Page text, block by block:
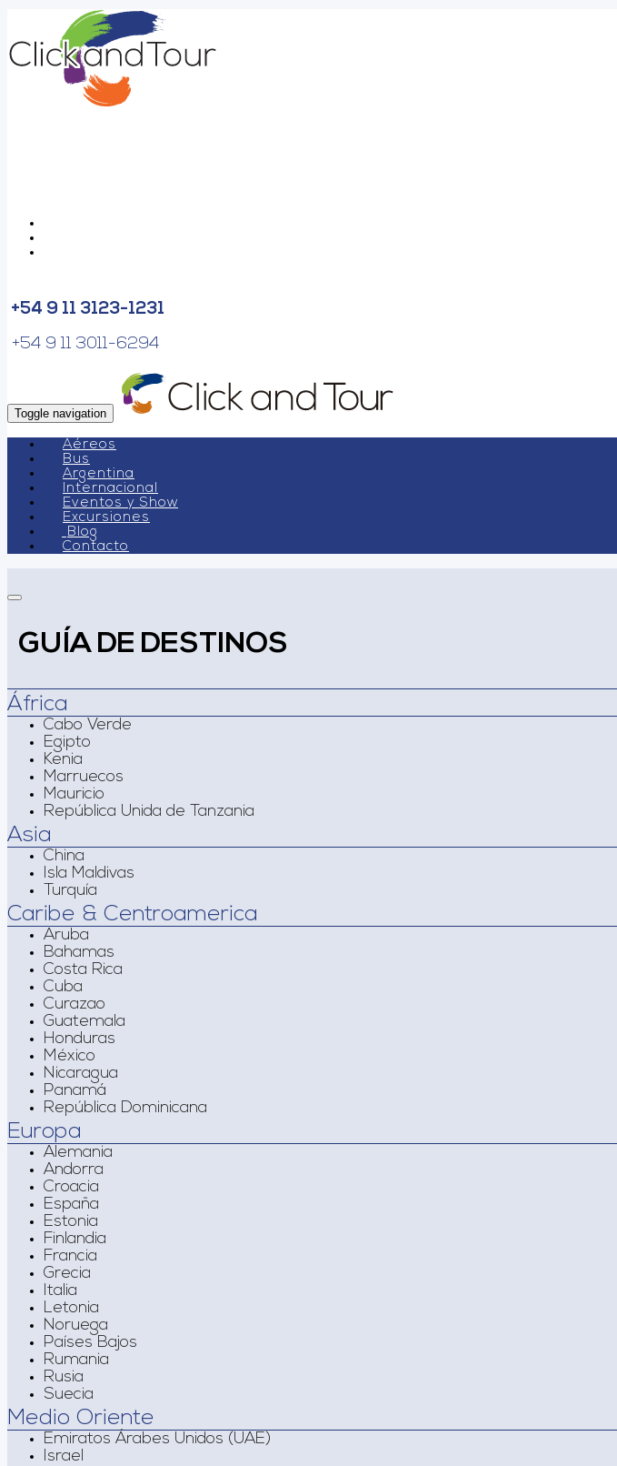
+54 9 11 3123-1231
+54 9 11 3011-6294
Toggle navigation
Aéreos
Bus
Argentina
Internacional
Eventos y Show
Excursiones
Blog
Contacto
GUÍA DE DESTINOS
África
Cabo Verde
Egipto
Kenia
Marruecos
Mauricio
República Unida de Tanzania
Asia
China
Isla Maldivas
Turquía
Caribe & Centroamerica
Aruba
Bahamas
Costa Rica
Cuba
Curazao
Guatemala
Honduras
México
Nicaragua
Panamá
República Dominicana
Europa
Alemania
Andorra
Croacia
España
Estonia
Finlandia
Francia
Grecia
Italia
Letonia
Noruega
Países Bajos
Rumania
Rusia
Suecia
Medio Oriente
Emiratos Árabes Unidos (UAE)
Israel